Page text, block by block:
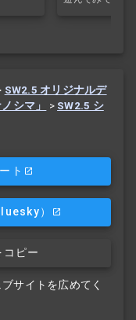
SW2.5 オリジナルデ
シマ」 > SW2.5 シ
ト
）
コピー
サイトを広めてく